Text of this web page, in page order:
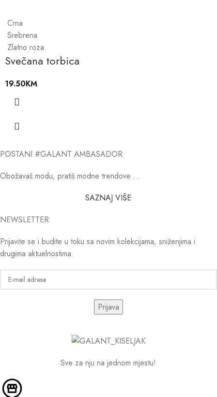
Crna
Srebrena
Zlatno roza
Svečana torbica
19.50KM
POSTANI #GALANT AMBASADOR
Obožavaš modu, pratiš modne trendove …
SAZNAJ VIŠE
NEWSLETTER
Prijavite se i budite u toku sa novim kolekcijama, sniženjima i
drugima aktuelnostima.
Sve za nju na jednom mjestu!